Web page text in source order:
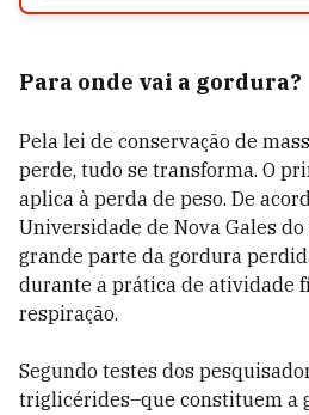
Para onde vai a gordura?
Pela lei de conservação de
perde, tudo se transforma. O
aplica à perda de peso. De
Universidade de Nova Gales
grande parte da gordura
durante a prática de atividade
respiração.
Segundo testes dos
triglicérides–que constituem a